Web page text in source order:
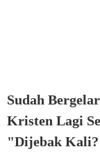
Sudah
Kristen Lagi
"Dijebak